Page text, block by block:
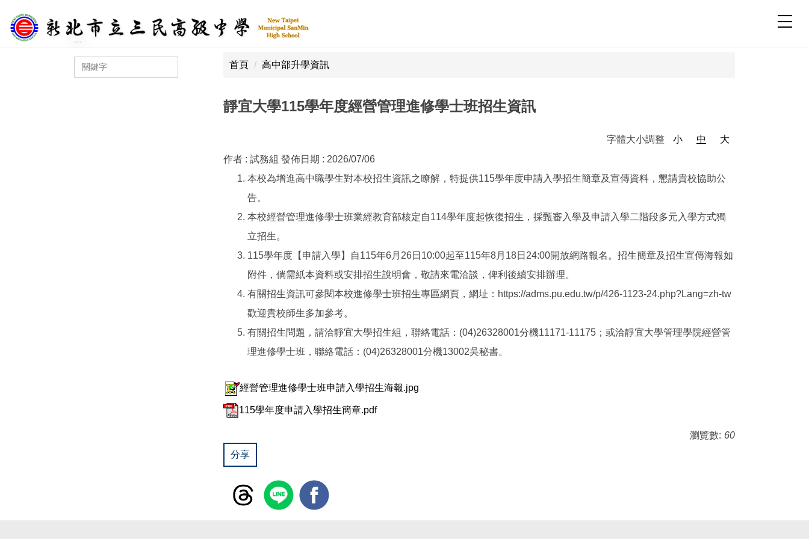
到
主
:::
首頁 高中部升學資訊
靜宜大學115學年度經營管理進修學士班招生資訊
字體大小調整 小 中
大
作者 :試務組發佈日期 : 2026/07/06
本校為增進高中職學生對本校招生資訊之瞭解，特提供115學年度申請入學招生簡章及宣傳資料，懇請貴校協助公
告。
本校經營管理進修學士班業經教育部核定自114學年度起恢復招生，採甄審入學及申請入學二階段多元入學方式獨
立招生。
115學年度【申請入學】自115年6月26日10:00起至115年8月18日24:00開放網路報名。招生簡章及招生宣傳海報如
附件，倘需紙本資料或安排招生說明會，敬請來電洽談，俾利後續安排辦理。
有關招生資訊可參閱本校進修學士班招生專區網頁，網址：https://adms.pu.edu.tw/p/426-1123-24.php?Lang=zh-tw
歡迎貴校師生多加參考。
有關招生問題，請洽靜宜大學招生組，聯絡電話：(04)26328001分機11171-11175；或洽靜宜大學管理學院經營管
理進修學士班，聯絡電話：(04)26328001分機13002吳秘書。
經營管理進修學士班申請入學招生海報.jpg
115學年度申請入學招生簡章.pdf
瀏覽數: 60
分享